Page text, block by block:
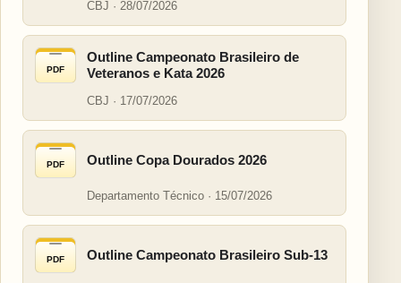
CBJ · 28/07/2026
PDF
Outline Campeonato Brasileiro de
Veteranos e Kata 2026
CBJ · 17/07/2026
PDF Outline Copa Dourados 2026
Departamento Técnico · 15/07/2026
PDF Outline Campeonato Brasileiro Sub-13